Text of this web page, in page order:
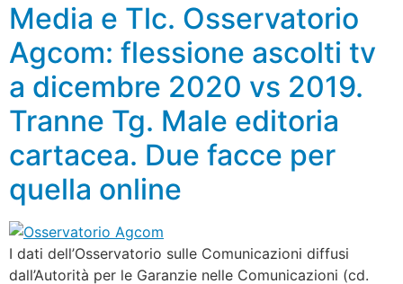
Media e Tlc. Osservatorio
Agcom: flessione ascolti tv
a dicembre 2020 vs 2019.
Tranne Tg. Male editoria
cartacea. Due facce per
quella online
I dati dell’Osservatorio sulle Comunicazioni diffusi
dall’Autorità per le Garanzie nelle Comunicazioni (cd.